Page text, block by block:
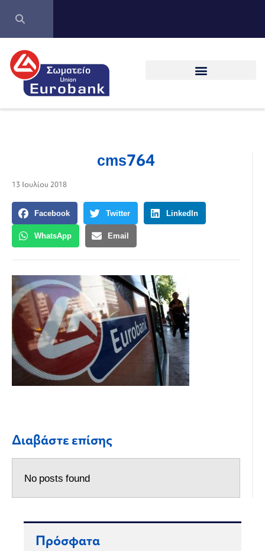
cms764
13 Ιουλίου 2018
Facebook Twitter LinkedIn
WhatsApp Email
Διαβάστε επίσης
No posts found
Πρόσφατα